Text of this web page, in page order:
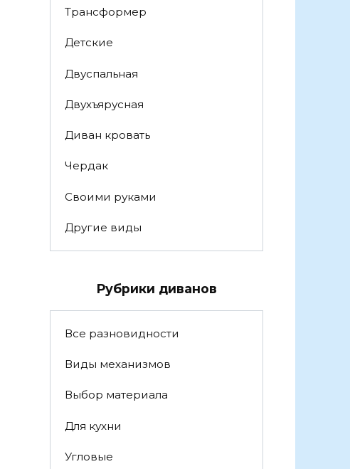
Трансформер
Детские
Двуспальная
Двухъярусная
Диван кровать
Чердак
Своими руками
Другие виды
Рубрики диванов
Все разновидности
Виды механизмов
Выбор материала
Для кухни
Угловые